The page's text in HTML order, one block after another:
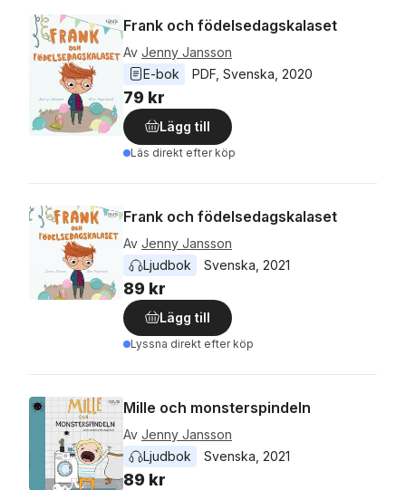
Frank och födelsedagskalaset
Av Jenny Jansson
E-bok
PDF Svenska 2020
79 kr
Lägg till
Läs direkt efter köp
Frank och födelsedagskalaset
Av Jenny Jansson
Ljudbok
Svenska 2021
89 kr
Lägg till
Lyssna direkt efter köp
Mille och monsterspindeln
Av Jenny Jansson
Ljudbok
Svenska 2021
89 kr